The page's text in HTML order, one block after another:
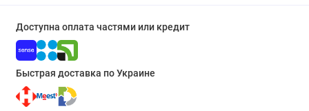
Доступна оплата частями или кредит
Быстрая доставка по Украине